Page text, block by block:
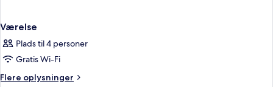
Værelse
Plads til 4 personer
Gratis Wi-Fi
Flere oplysninger
Flere